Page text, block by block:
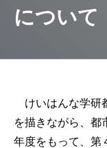
について
けいはんな学研
を描きながら、都
年度をもって、第